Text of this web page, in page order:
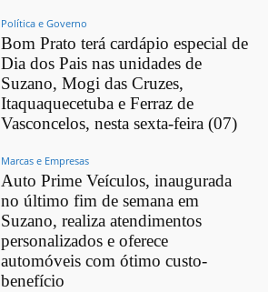
Política e Governo
Bom Prato terá cardápio especial de
Dia dos Pais nas unidades de
Suzano, Mogi das Cruzes,
Itaquaquecetuba e Ferraz de
Vasconcelos, nesta sexta-feira (07)
Marcas e Empresas
Auto Prime Veículos, inaugurada
no último fim de semana em
Suzano, realiza atendimentos
personalizados e oferece
automóveis com ótimo custo-
benefício